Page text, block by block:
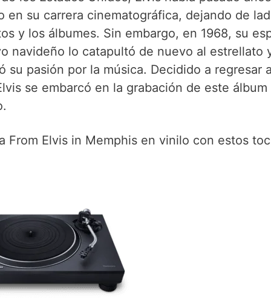
en su carrera cinematográfica, dejando de
y los álbumes. Sin embargo, en 1968, su
navideño lo catapultó de nuevo al estrellato
su pasión por la música. Decidido a regresar
se embarcó en la grabación de este álbum
From Elvis in Memphis en vinilo con estos